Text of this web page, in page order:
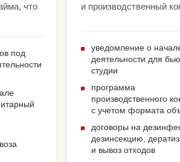
что
под
и производственный
уведомление о
деятельности для
студии
программа
производственного
с учетом формата
договоры на
дезинсекцию,
и вывоз отходов